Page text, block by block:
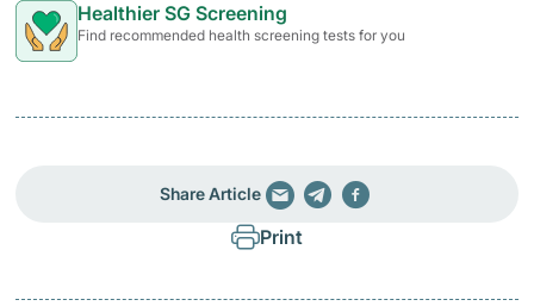
Healthier SG Screening
Find recommended health screening tests for you
Share Article
Print